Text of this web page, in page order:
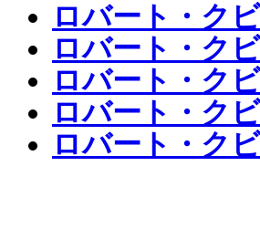
ロバート・ク
ロバート・ク
ロバート・ク
ロバート・ク
ロバート・ク